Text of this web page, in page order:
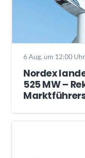
6 Aug. um 12:00 Uhr
Nordex
525 MW –